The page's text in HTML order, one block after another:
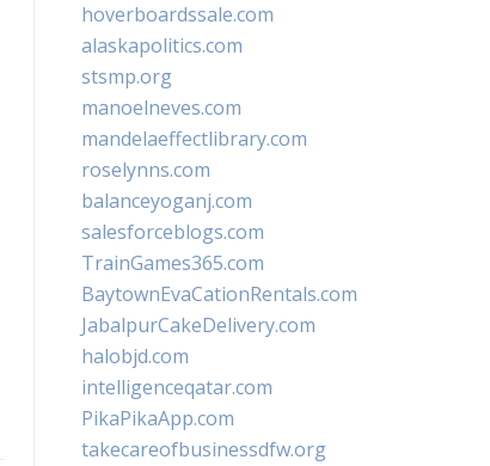
hoverboardssale.com
alaskapolitics.com
stsmp.org
manoelneves.com
mandelaeffectlibrary.com
roselynns.com
balanceyoganj.com
salesforceblogs.com
TrainGames365.com
BaytownEvaCationRentals.com
JabalpurCakeDelivery.com
halobjd.com
intelligenceqatar.com
PikaPikaApp.com
takecareofbusinessdfw.org